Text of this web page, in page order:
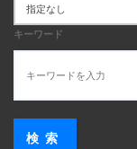
キーワード
検索